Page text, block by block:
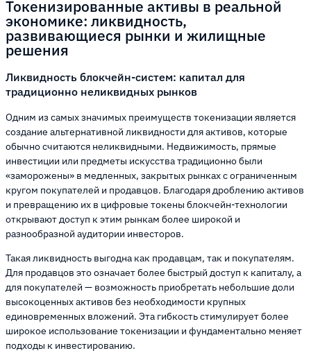
Токенизированные активы в реальной
экономике: ликвидность,
развивающиеся рынки и жилищные
решения
Ликвидность блокчейн-систем: капитал для
традиционно неликвидных рынков
Одним из самых значимых преимуществ токенизации является
создание альтернативной ликвидности для активов, которые
обычно считаются неликвидными. Недвижимость, прямые
инвестиции или предметы искусства традиционно были
«заморожены» в медленных, закрытых рынках с ограниченным
кругом покупателей и продавцов. Благодаря дроблению активов
и превращению их в цифровые токены блокчейн-технологии
открывают доступ к этим рынкам более широкой и
разнообразной аудитории инвесторов.
Такая ликвидность выгодна как продавцам, так и покупателям.
Для продавцов это означает более быстрый доступ к капиталу, а
для покупателей — возможность приобретать небольшие доли
высокоценных активов без необходимости крупных
единовременных вложений. Эта гибкость стимулирует более
широкое использование токенизации и фундаментально меняет
подходы к инвестированию.